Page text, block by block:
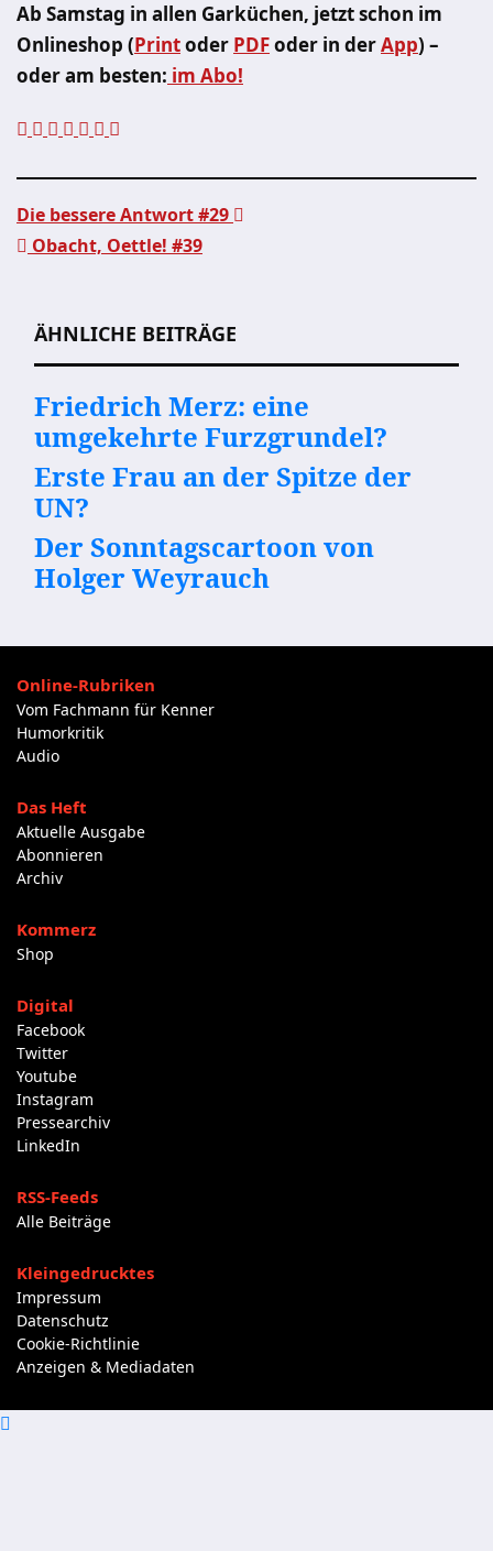
Ab Samstag in allen Garküchen, jetzt schon im
Onlineshop (Printoder PDFoder in derApp) –
oder am besten: im Abo!
Die bessere Antwort #29
Obacht, Oettle! #39
ÄHNLICHE BEITRÄGE
Friedrich Merz: eine
umgekehrte Furzgrundel?
Erste Frau an der Spitze der
UN?
Der Sonntagscartoon von
Holger Weyrauch
Online-Rubriken
Vom Fachmann für Kenner
Humorkritik
Audio
Das Heft
Aktuelle Ausgabe
Abonnieren
Archiv
Kommerz
Shop
Digital
Facebook
Twitter
Youtube
Instagram
Pressearchiv
LinkedIn
RSS-Feeds
Alle Beiträge
Kleingedrucktes
Impressum
Datenschutz
Cookie-Richtlinie
Anzeigen & Mediadaten